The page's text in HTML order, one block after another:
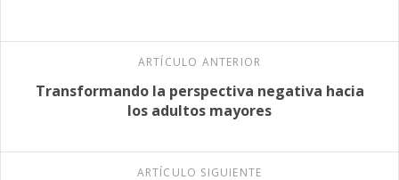
ARTÍCULO ANTERIOR
Transformando la perspectiva negativa hacia
los adultos mayores
ARTÍCULO SIGUIENTE